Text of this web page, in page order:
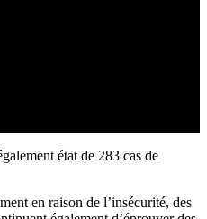
état de 283 cas de
en raison de l’insécurité, des